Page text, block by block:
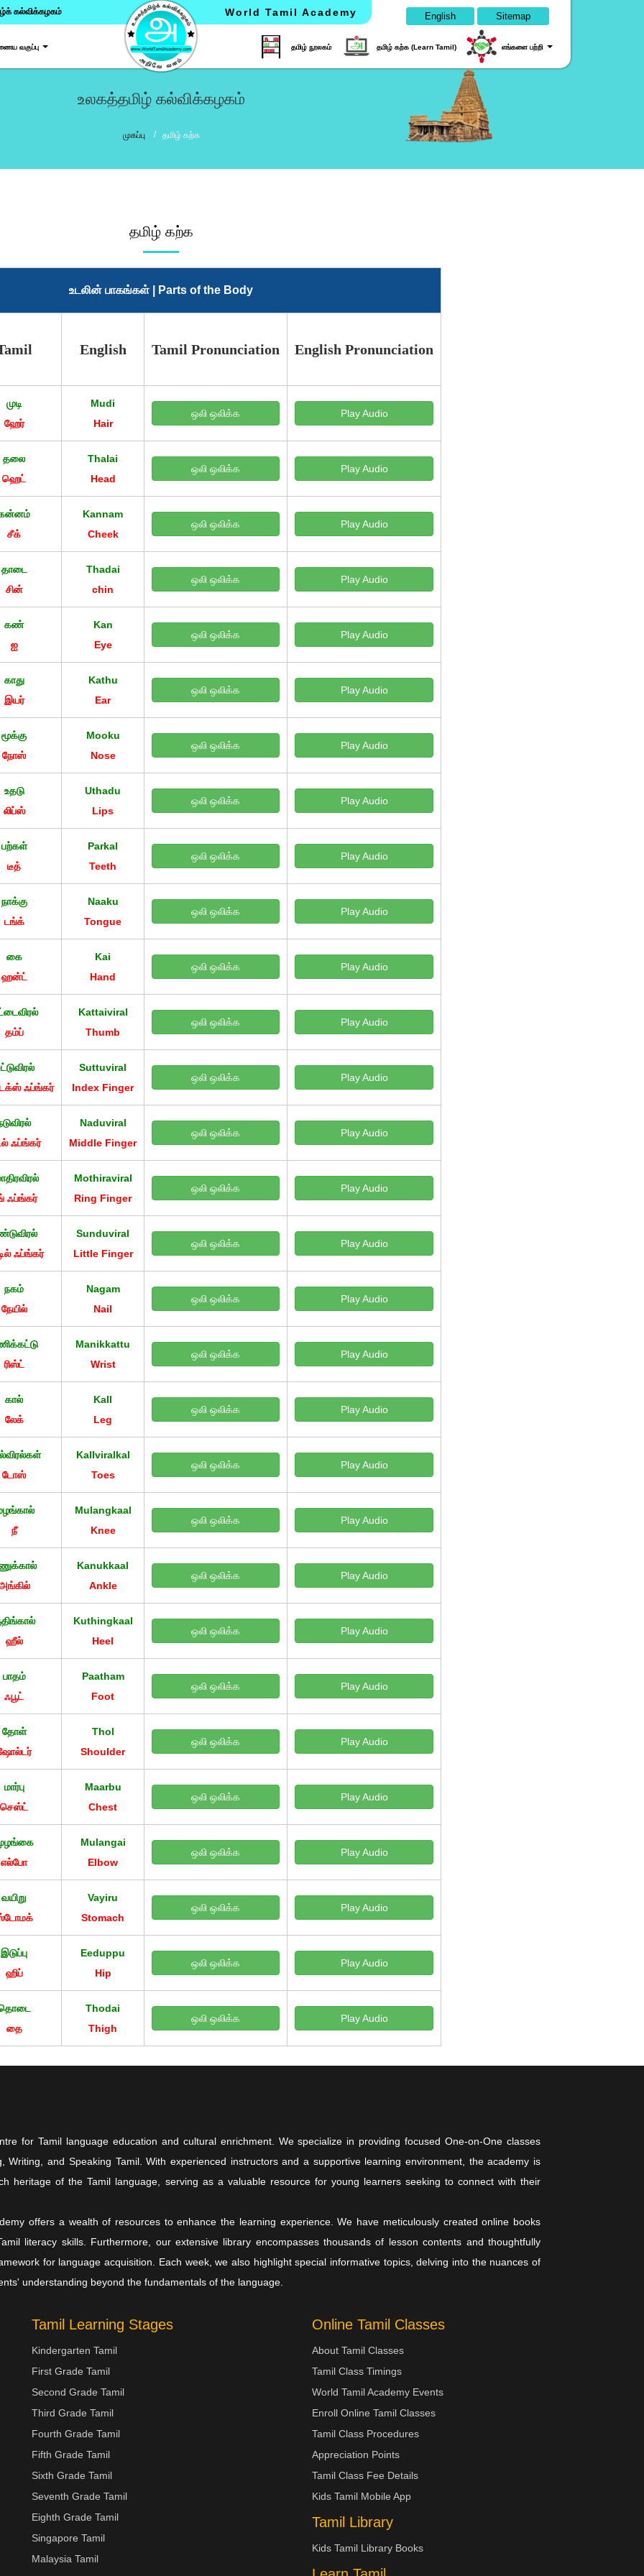
English Sitemap
கல்விக்கழகம் World Tamil Academy
வகுப்பு தமிழ் நூலகம் தமிழ் கற்க (Learn Tamil) எங்களை பற்றி
உலகத்தமிழ் கல்விக்கழகம்
முகப்பு தமிழ் கற்க
தமிழ் கற்க
உடலின் பாகங்கள் | Parts of the Body
English Tamil Pronunciation English Pronunciation
முடி
ஹேர்
Mudi
Hair
ஒலி ஒலிக்க Play Audio
தலை
ஹெட்
Thalai
Head
ஒலி ஒலிக்க Play Audio
சீக்
Kannam
Cheek
ஒலி ஒலிக்க Play Audio
தாடை
சின்
Thadai
chin
ஒலி ஒலிக்க Play Audio
கண்
ஐ
Kan
Eye
ஒலி ஒலிக்க Play Audio
காது
இயர்
Kathu
Ear
ஒலி ஒலிக்க Play Audio
மூக்கு
நோஸ்
Mooku
Nose
ஒலி ஒலிக்க Play Audio
உதடு
லிப்ஸ்
Uthadu
Lips
ஒலி ஒலிக்க Play Audio
பற்கள்
டீத்
Parkal
Teeth
ஒலி ஒலிக்க Play Audio
நாக்கு
டங்க்
Naaku
Tongue
ஒலி ஒலிக்க Play Audio
கை
ஹன்ட்
Kai
Hand
ஒலி ஒலிக்க Play Audio
தம்ப்
Kattaiviral
Thumb
ஒலி ஒலிக்க Play Audio
ஃப்ங்கர்
Suttuviral
Index Finger
ஒலி ஒலிக்க Play Audio
ஃப்ங்கர்
Naduviral
Middle Finger
ஒலி ஒலிக்க Play Audio
ஃப்ங்கர்
Mothiraviral
Ring Finger
ஒலி ஒலிக்க Play Audio
ஃப்ங்கர்
Sunduviral
Little Finger
ஒலி ஒலிக்க Play Audio
நகம்
நேயில்
Nagam
Nail
ஒலி ஒலிக்க Play Audio
ரிஸ்ட்
Manikkattu
Wrist
ஒலி ஒலிக்க Play Audio
கால்
லேக்
Kall
Leg
ஒலி ஒலிக்க Play Audio
டோஸ்
Kallviralkal
Toes
ஒலி ஒலிக்க Play Audio
நீ
Mulangkaal
Knee
ஒலி ஒலிக்க Play Audio
Kanukkaal
Ankle
ஒலி ஒலிக்க Play Audio
ஹீல்
Kuthingkaal
Heel
ஒலி ஒலிக்க Play Audio
பாதம்
ஃபூட்
Paatham
Foot
ஒலி ஒலிக்க Play Audio
தோள்
Thol
Shoulder
ஒலி ஒலிக்க Play Audio
மார்பு
செஸ்ட்
Maarbu
Chest
ஒலி ஒலிக்க Play Audio
எல்போ
Mulangai
Elbow
ஒலி ஒலிக்க Play Audio
வயிறு
Vayiru
Stomach
ஒலி ஒலிக்க Play Audio
இடுப்பு
ஹிப்
Eeduppu
Hip
ஒலி ஒலிக்க Play Audio
தை
Thodai
Thigh
ஒலி ஒலிக்க Play Audio
for Tamil language education and cultural enrichment. We specialize in providing focused One-on-One classes
and Speaking Tamil. With experienced instructors and a supportive learning environment, the academy is
heritage of the Tamil language, serving as a valuable resource for young learners seeking to connect with their
offers a wealth of resources to enhance the learning experience. We have meticulously created online books
literacy skills. Furthermore, our extensive library encompasses thousands of lesson contents and thoughtfully
for language acquisition. Each week, we also highlight special informative topics, delving into the nuances of
understanding beyond the fundamentals of the language.
Tamil Learning Stages
Kindergarten Tamil
First Grade Tamil
Second Grade Tamil
Third Grade Tamil
Fourth Grade Tamil
Fifth Grade Tamil
Sixth Grade Tamil
Seventh Grade Tamil
Eighth Grade Tamil
Singapore Tamil
Malaysia Tamil
Online Tamil Classes
About Tamil Classes
Tamil Class Timings
World Tamil Academy Events
Enroll Online Tamil Classes
Tamil Class Procedures
Appreciation Points
Tamil Class Fee Details
Kids Tamil Mobile App
Tamil Library
Kids Tamil Library Books